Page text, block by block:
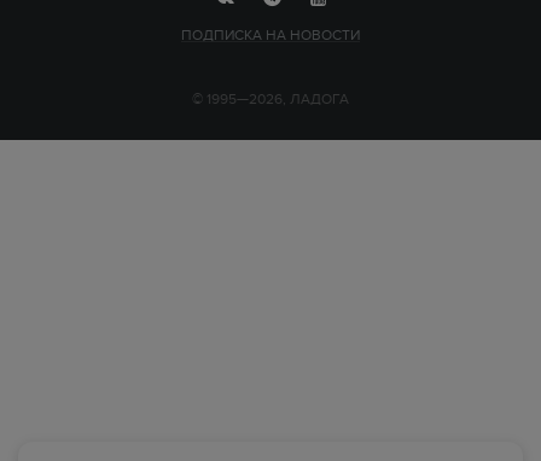
ПОДПИСКА НА НОВОСТИ
© 1995—2026, ЛАДОГА